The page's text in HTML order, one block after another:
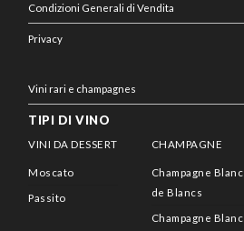
Condizioni Generali di Vendita
Privacy
Vini rari e champagnes
TIPI DI VINO
VINI DA DESSERT
Moscato
Passito
CHAMPAGNE
Champagne Blanc
de Blancs
Champagne Blanc